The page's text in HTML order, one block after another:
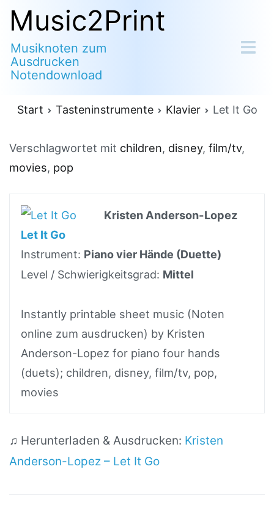
Zum
Inhalt
springen
Music2Print
Musiknoten zum
Ausdrucken
Notendownload
Start Tasteninstrumente Klavier Let It Go
Verschlagwortet mit children, disney, film/tv,
movies, pop
Kristen Anderson-Lopez
Let It Go
Instrument: Piano vier Hände (Duette)
Level / Schwierigkeitsgrad: Mittel
Instantly printable sheet music (Noten
online zum ausdrucken) by Kristen
Anderson-Lopez for piano four hands
(duets); children, disney, film/tv, pop,
movies
♫ Herunterladen & Ausdrucken: Kristen
Anderson-Lopez – Let It Go